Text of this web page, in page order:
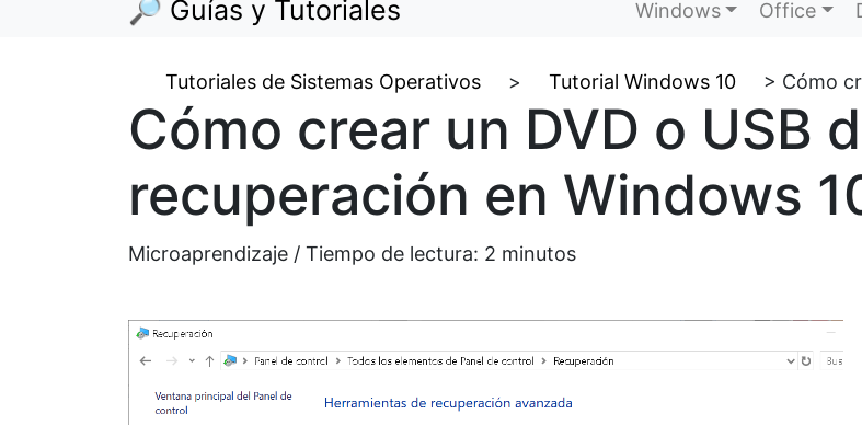
🔎 Guías y Tutoriales Windows Office
Tutoriales de Sistemas Operativos > Tutorial Windows 10 > Cómo
Cómo crear un DVD o USB
recuperación en Windows
Microaprendizaje / Tiempo de lectura: 2 minutos